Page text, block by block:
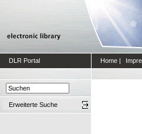
DLR Portal Home |
Erweiterte Suche